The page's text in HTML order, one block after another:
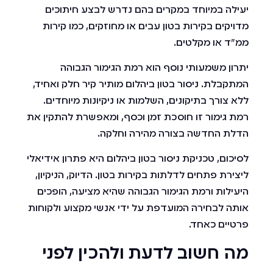
יעילה במיוחד במקרים בהם נדרש לבצע חיתוכים
מדויקים בקירות בטון עבים או מחוזקים, כמו קירות
ממ"ד או מקלטים.
יתרון משמעותי נוסף הוא רמת הגימור הגבוהה
המתקבלת. ניסור בטון ביהלום מותיר קיר חלק ואחיד,
ללא צורך בתיקונים, השלמות או ניקיונות מיוחדים.
רמת גימור זו חוסכת זמן וכסף, ומאפשרת להתקין את
הדלת החדשה בצורה מהירה וחלקה.
לסיכום, טכניקת ניסור בטון ביהלום היא פתרון אידיאלי
ליצירת פתחים לדלתות בקירות בטון. הדיוק, הניקיון,
היעילות ורמת הגימור הגבוהה שהיא מציעה, הופכים
אותה לבחירה המועדפת על ידי אנשי מקצוע ולקוחות
פרטיים כאחד.
מה חשוב לדעת ולהכין לפני